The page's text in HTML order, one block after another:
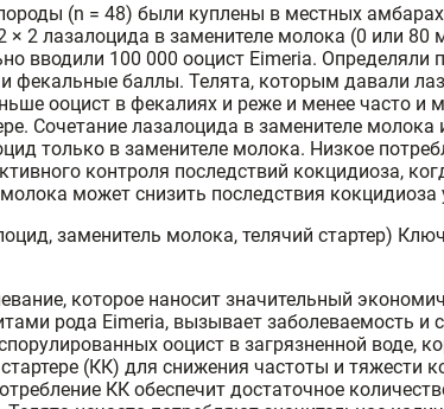
(n = 48) были куплены в местных
2 лазалоцида в заменителе молока (0 или 80
вводили 100 000 ооцист Eimeria.
фекальные баллы. Телята, которым давали
ооцист в фекалиях и реже и менее часто и
Сочетание лазалоцида в заменителе
только в заменителе молока. Низкое
контроля последствий кокцидиоза,
может снизить последствия
заменитель молока, телячий стартер)
которое наносит значительный
рода Eimeria, вызывает заболеваемость и
ооцист в загрязненной воде,
(КК) для снижения частоты и тяжести
КК обеспечит достаточное